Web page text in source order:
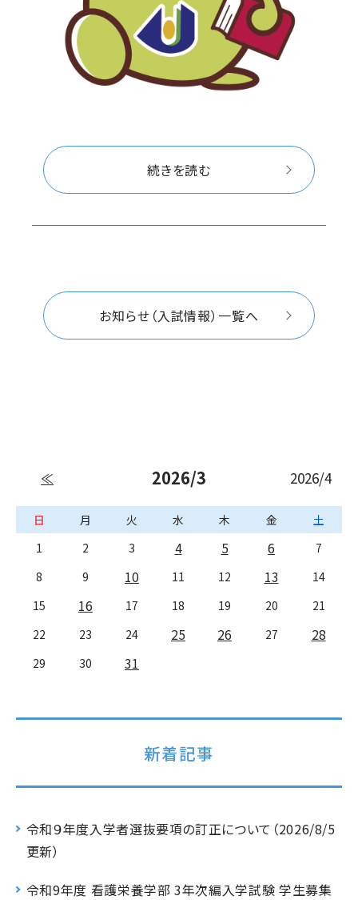
続きを読む
お知らせ（入試情報）一覧へ
≪ 2026/3 2026/4
日 月 火 水 木 金
土
1
2 3 4 5 6
7
8
9 10 11 12 13
14
15
16 17 18 19 20
21
22
23 24 25 26 27 28
29 30 31
新着記事
令和９年度入学者選抜要項の訂正について（2026/8/5
更新）
令和9年度 看護栄養学部 3年次編入学試験 学生募集